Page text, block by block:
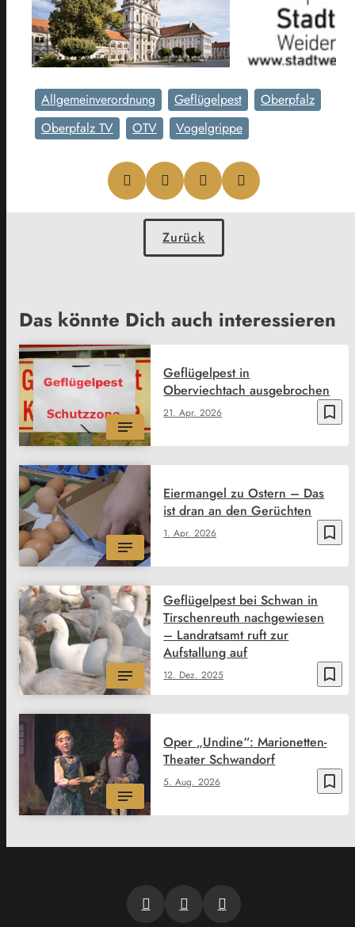
Allgemeinverordnung Geflügelpest
Oberpfalz
Oberpfalz TV
OTV Vogelgrippe
Zurück
Das könnte Dich auch interessieren
bookmark_border
21. Apr. 2026
Geflügelpest in
Oberviechtach ausgebrochen
bookmark_border
1. Apr. 2026
Eiermangel zu Ostern – Das
ist dran an den Gerüchten
bookmark_border
12. Dez. 2025
Geflügelpest bei Schwan in
Tirschenreuth nachgewiesen
– Landratsamt ruft zur
Aufstallung auf
bookmark_border
5. Aug. 2026
Oper „Undine“: Marionetten-
Theater Schwandorf